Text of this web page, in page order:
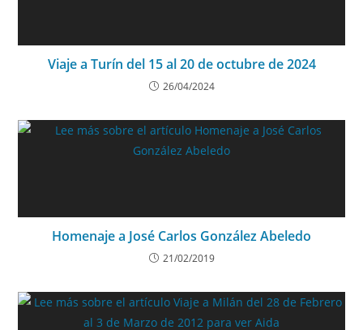
Viaje a Turín del 15 al 20 de octubre de 2024
26/04/2024
Homenaje a José Carlos González Abeledo
21/02/2019